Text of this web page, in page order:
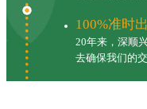
100%准时
20年来，深顺
去确保我们的交